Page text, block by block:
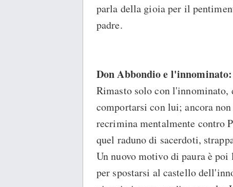
parla della gioia per il
padre.
Don Abbondio e
Rimasto solo con l'innominato,
comportarsi con lui; ancora
recrimina mentalmente contro
quel raduno di sacerdoti,
Un nuovo motivo di paura è
per spostarsi al castello